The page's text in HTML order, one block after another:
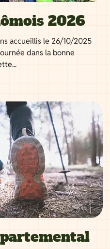
2026
accueillis le 26/10/2025
dans la bonne